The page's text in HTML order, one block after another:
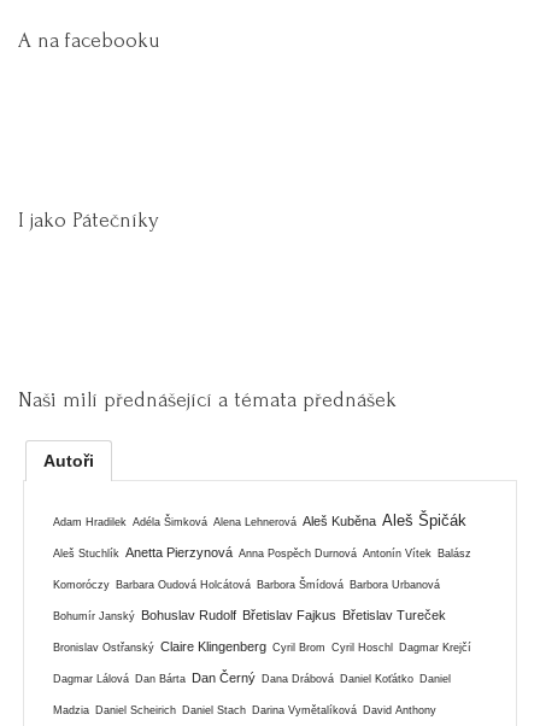
A na facebooku
I jako Pátečníky
Naši milí přednášející a témata přednášek
Autoři
Adam Hradilek Adéla Šimková Alena Lehnerová Aleš Kuběna Aleš Špičák
Aleš Stuchlík Anetta Pierzynová Anna Pospěch Durnová Antonín Vítek Balász
Komoróczy Barbara Oudová Holcátová Barbora Šmídová Barbora Urbanová
Bohumír Janský Bohuslav Rudolf Břetislav Fajkus Břetislav Tureček
Bronislav Ostřanský Claire Klingenberg Cyril Brom Cyril Hoschl Dagmar Krejčí
Dagmar Lálová Dan Bárta Dan Černý Dana Drábová Daniel Koťátko Daniel
Madzia Daniel Scheirich Daniel Stach Darina Vymětalíková David Anthony